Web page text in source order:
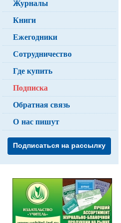
Журналы
Книги
Ежегодники
Сотрудничество
Где купить
Подписка
Обратная связь
О нас пишут
Подписаться на рассылку